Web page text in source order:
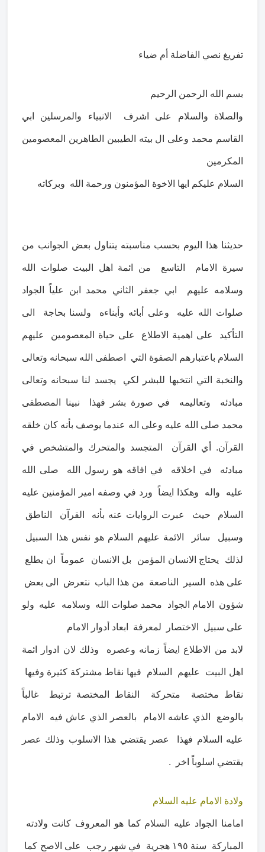
تفريغ نصي الفاضلة أم ضياء
بسم الله الرحمن الرحيم
والصلاة والسلام على اشرف الانبياء والمرسلين ابي
القاسم محمد وعلى ال بيته الطيبين الطاهرين المعصومين
المكرمين
السلام عليكم ايها الاخوة المؤمنون ورحمة الله وبركاته
حديثنا هذا اليوم بحسب مناسبته يتناول بعض الجوانب من
سيرة الامام التاسع من ائمة اهل البيت صلوات الله
وسلامه عليهم ابي جعفر الثاني محمد ابن علياً الجواد
صلوات الله عليه وعلى أبائه وأبناءه ولسنا بحاجة الى
التأكيد على اهمية الاطلاع على حياة المعصومين عليهم
السلام باعتبارهم الصفوة التي اصطفى الله سبحانه وتعالى
والنخبة التي انتخبها للبشر لكي يجسد لنا سبحانه وتعالى
مبادئه وتعاليمه في صورة بشر فهذا نبينا المصطفى
محمد صلى الله عليه وعلى اله عندما يوصف بأنه كان خلقه
القرآن. أي القرآن المتجسد والمتحرك والمتشخص في
مبادئه في اخلاقه في افاقه هو رسول الله صلى الله
عليه واله وهكذا ايضاً ورد في وصفه امير المؤمنين عليه
السلام حيث عبرت الروايات عنه بأنه القرآن الناطق
وسبيل سائر الائمة عليهم السلام هو نفس هذا السبيل
لذلك يحتاج الانسان المؤمن بل الانسان عموماً ان يطلع
على هذه السير الناصعة من هذا الباب نتعرض الى بعض
شؤون الامام الجواد محمد صلوات الله وسلامه عليه ولو
على سبيل الاختصار لمعرفة ابعاد أدوار الامام
لابد من الاطلاع ايضاً زمانه وعصره وذلك لان ادوار ائمة
اهل البيت عليهم السلام فيها نقاط مشتركة كثيرة وفيها
نقاط مختصة متحركة النقاط المختصة ترتبط غالباً
بالوضع الذي عاشه الامام بالعصر الذي عاش فيه الامام
عليه السلام فهذا عصر يقتضي هذا الاسلوب وذلك عصر
يقتضي اسلوباً اخر .
ولادة الامام عليه السلام
امامنا الجواد عليه السلام كما هو المعروف كانت ولادته
المباركة سنة ١٩٥ هجرية في شهر رجب على الاصح كما